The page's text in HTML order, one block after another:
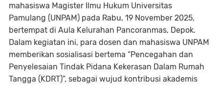
mahasiswa Magister Ilmu Hukum Universitas
Pamulang (UNPAM) pada Rabu, 19 November 2025,
bertempat di Aula Kelurahan Pancoranmas, Depok.
Dalam kegiatan ini, para dosen dan mahasiswa UNPAM
memberikan sosialisasi bertema “Pencegahan dan
Penyelesaian Tindak Pidana Kekerasan Dalam Rumah
Tangga (KDRT)”, sebagai wujud kontribusi akademis